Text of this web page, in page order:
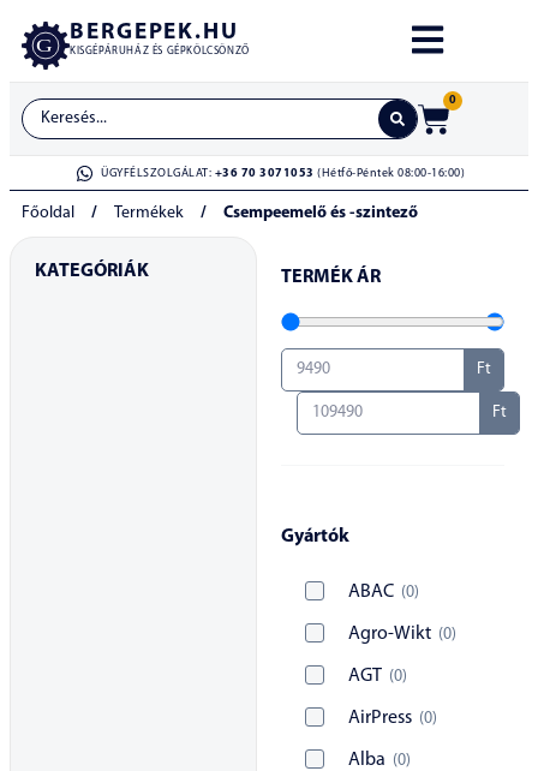
BERGEPEK.HU
KISGÉPÁRUHÁZ ÉS GÉPKÖLCSÖNZŐ
0
ÜGYFÉLSZOLGÁLAT: +36 70 3071053 (Hétfő-Péntek 08:00-16:00)
Főoldal / Termékek / Csempeemelő és -szintező
TERMÉK ÁR
Ft
Ft
Gyártók
ABAC (0)
Agro-Wikt (0)
AGT (0)
AirPress (0)
Alba (0)
KATEGÓRIÁK